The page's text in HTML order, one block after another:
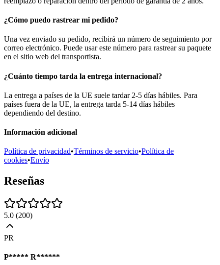
¿Cómo puedo rastrear mi pedido?
Una vez enviado su pedido, recibirá un número de seguimiento por
correo electrónico. Puede usar este número para rastrear su paquete
en el sitio web del transportista.
¿Cuánto tiempo tarda la entrega internacional?
La entrega a países de la UE suele tardar 2-5 días hábiles. Para
países fuera de la UE, la entrega tarda 5-14 días hábiles
dependiendo del destino.
Información adicional
Política de privacidad•Términos de servicio•Política de
cookies•Envío
Reseñas
5.0 (200)
PR
P***** R******